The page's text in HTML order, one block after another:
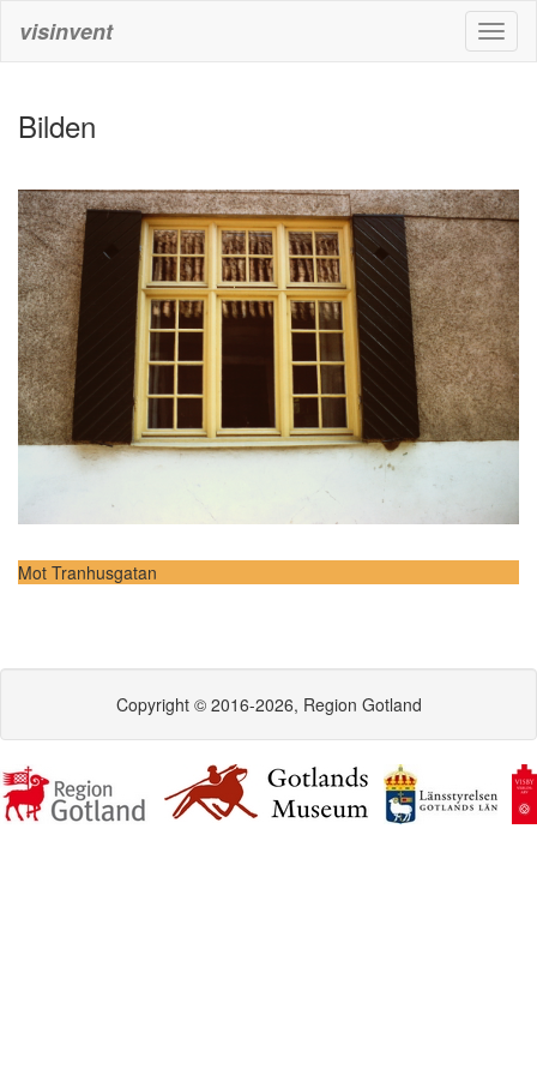
visinvent
Bilden
Mot Tranhusgatan
Copyright © 2016-2026, Region Gotland